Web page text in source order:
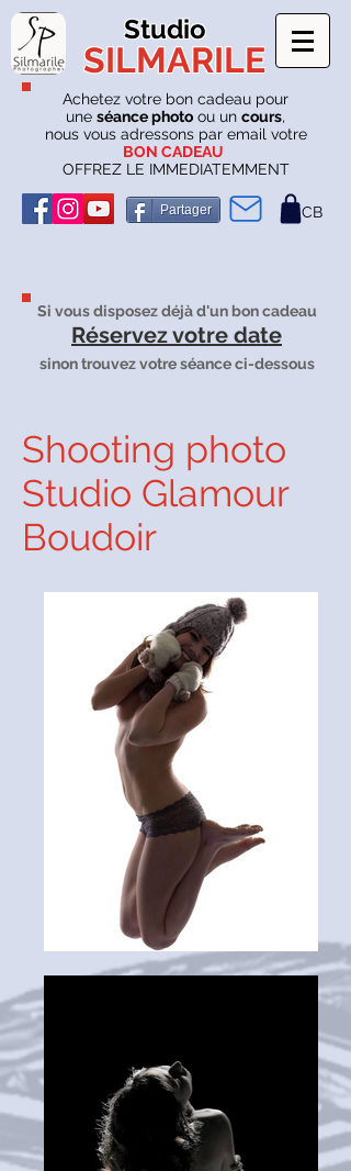
SILMARILE
Studio
Achetez votre bon cadeau pour
une séance photo ou un cours,
nous vous adressons par email votre
BON CADEAU
OFFREZ LE IMMEDIATEMMENT
Partager CB
Si vous disposez déjà d'un bon cadeau
Réservez votre date
sinon trouvez votre séance ci-dessous
Shooting photo
Studio Glamour
Boudoir